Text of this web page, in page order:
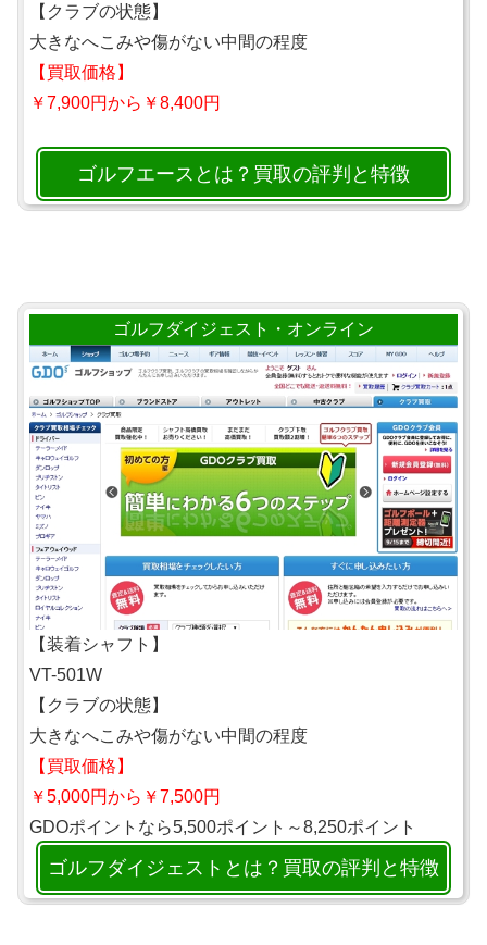
【クラブの状態】
大きなへこみや傷がない中間の程度
【買取価格】
￥7,900円から￥8,400円
ゴルフエースとは？買取の評判と特徴
ゴルフダイジェスト・オンライン
【装着シャフト】
VT-501W
【クラブの状態】
大きなへこみや傷がない中間の程度
【買取価格】
￥5,000円から￥7,500円
GDOポイントなら5,500ポイント～8,250ポイント
ゴルフダイジェストとは？買取の評判と特徴